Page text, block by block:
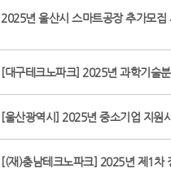
2025년 울산시 스마트공장 추가모
[대구테크노파크] 2025년 과학기술
[울산광역시] 2025년 중소기업 지원
[(재)충남테크노파크] 2025년 제1차